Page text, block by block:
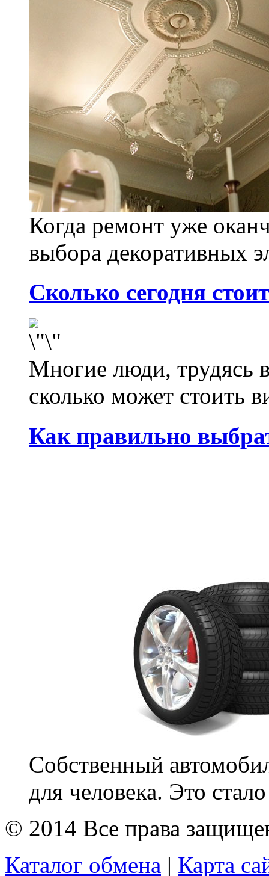
Когда ремонт уже
выбора декоративных
Сколько сегодня
Многие люди, трудясь
сколько может стоить
Как правильно
Собственный
для человека. Это
© 2014 Все права
Каталог обмена | Карта